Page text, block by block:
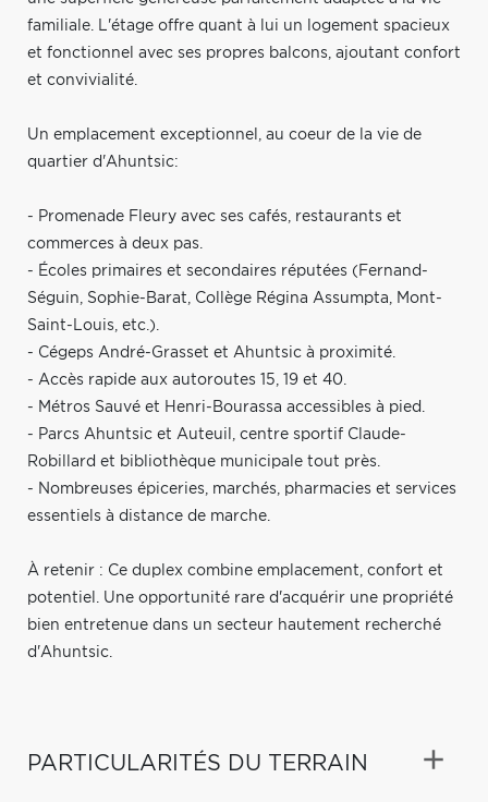
familiale. L'étage offre quant à lui un logement spacieux
et fonctionnel avec ses propres balcons, ajoutant confort
et convivialité.
Un emplacement exceptionnel, au coeur de la vie de
quartier d'Ahuntsic:
- Promenade Fleury avec ses cafés, restaurants et
commerces à deux pas.
- Écoles primaires et secondaires réputées (Fernand-
Séguin, Sophie-Barat, Collège Régina Assumpta, Mont-
Saint-Louis, etc.).
- Cégeps André-Grasset et Ahuntsic à proximité.
- Accès rapide aux autoroutes 15, 19 et 40.
- Métros Sauvé et Henri-Bourassa accessibles à pied.
- Parcs Ahuntsic et Auteuil, centre sportif Claude-
Robillard et bibliothèque municipale tout près.
- Nombreuses épiceries, marchés, pharmacies et services
essentiels à distance de marche.
À retenir : Ce duplex combine emplacement, confort et
potentiel. Une opportunité rare d'acquérir une propriété
bien entretenue dans un secteur hautement recherché
d'Ahuntsic.
PARTICULARITÉS DU TERRAIN